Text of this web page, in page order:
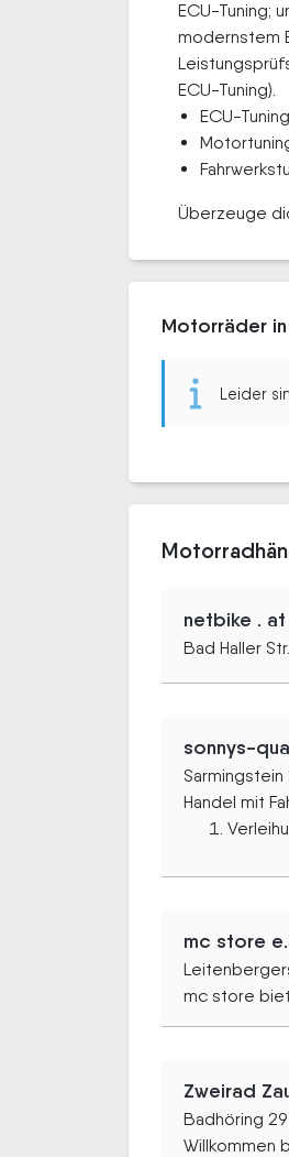
ECU-Tuning;
modernstem
ECU-Tuning).
ECU-Tuning
Überzeuge
Motorräder
Leider
netbike . at
Bad Haller
sonnys-
Handel mit
mc store
mc store
Zweirad
Badhöring
Willkommen